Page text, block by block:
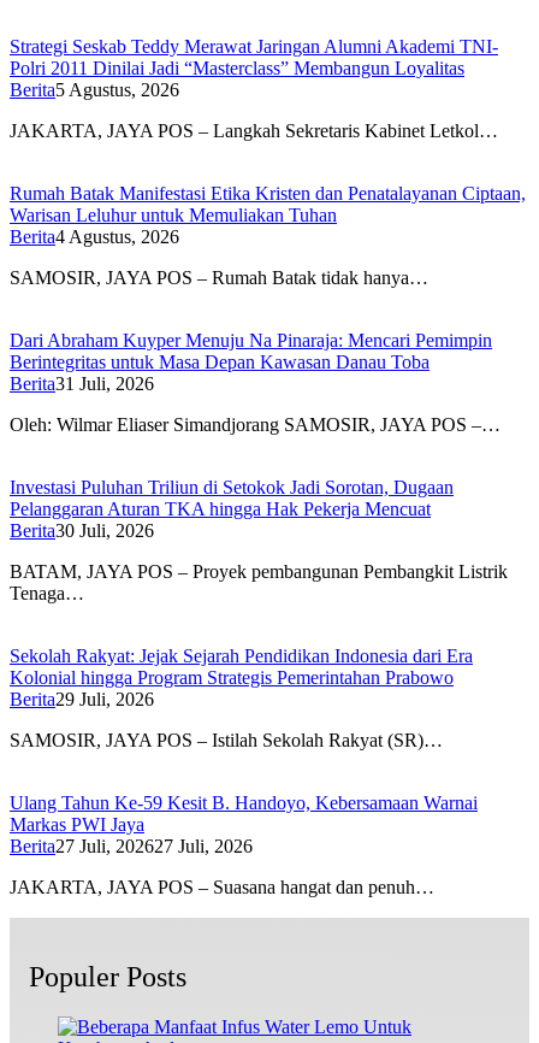
Strategi Seskab Teddy Merawat Jaringan Alumni Akademi TNI-
Polri 2011 Dinilai Jadi “Masterclass” Membangun Loyalitas
Berita5 Agustus, 2026
JAKARTA, JAYA POS – Langkah Sekretaris Kabinet Letkol…
Rumah Batak Manifestasi Etika Kristen dan Penatalayanan Ciptaan,
Warisan Leluhur untuk Memuliakan Tuhan
Berita4 Agustus, 2026
SAMOSIR, JAYA POS – Rumah Batak tidak hanya…
Dari Abraham Kuyper Menuju Na Pinaraja: Mencari Pemimpin
Berintegritas untuk Masa Depan Kawasan Danau Toba
Berita31 Juli, 2026
Oleh: Wilmar Eliaser Simandjorang SAMOSIR, JAYA POS –…
Investasi Puluhan Triliun di Setokok Jadi Sorotan, Dugaan
Pelanggaran Aturan TKA hingga Hak Pekerja Mencuat
Berita30 Juli, 2026
BATAM, JAYA POS – Proyek pembangunan Pembangkit Listrik
Tenaga…
Sekolah Rakyat: Jejak Sejarah Pendidikan Indonesia dari Era
Kolonial hingga Program Strategis Pemerintahan Prabowo
Berita29 Juli, 2026
SAMOSIR, JAYA POS – Istilah Sekolah Rakyat (SR)…
Ulang Tahun Ke-59 Kesit B. Handoyo, Kebersamaan Warnai
Markas PWI Jaya
Berita27 Juli, 202627 Juli, 2026
JAKARTA, JAYA POS – Suasana hangat dan penuh…
Populer Posts